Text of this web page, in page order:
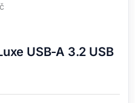
USB-A 3.2 USB